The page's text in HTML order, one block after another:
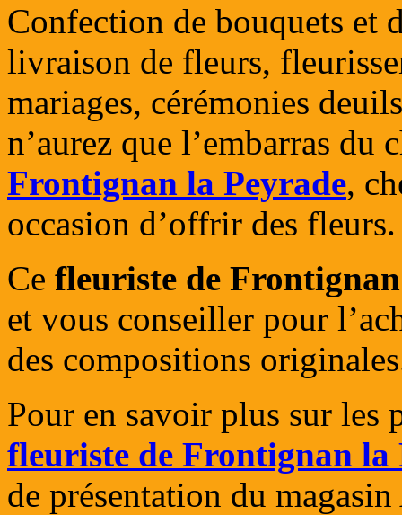
Confection de bouquets et
livraison de fleurs,
mariages, cérémonies
n’aurez que l’embarras du
Frontignan la Peyrade,
occasion d’offrir des fleurs.
Ce fleuriste de
et vous conseiller pour
des compositions
Pour en savoir plus sur les
fleuriste de Frontignan la
de présentation du